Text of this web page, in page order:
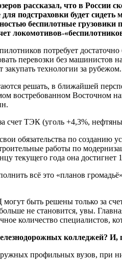
рассказал, что в России
подстраховки будет
беспилотные
локомотивов-
потребует
перевозки без машинистов
закупать технологии за
решать, в ближайшей
востребованном Восточном
счет ТЭК (уголь +4,3%,
обязательства по созданию
работы по
текущего года она достигнет
всё это «планов
быть решены только за
не становится, увы.
количество специалистов,
колледжей? И,
профильных вузов, при